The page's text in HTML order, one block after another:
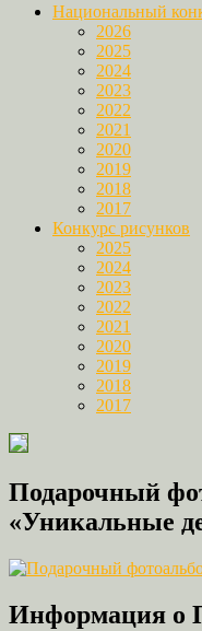
Национальный
2026
2025
2024
2023
2022
2021
2020
2019
2018
2017
Конкурс рисунков
2025
2024
2023
2022
2021
2020
2019
2018
2017
Подарочный
«Уникальные
Информация о